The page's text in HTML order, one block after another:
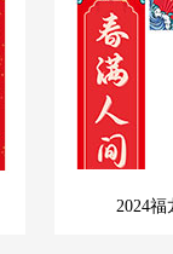
2024